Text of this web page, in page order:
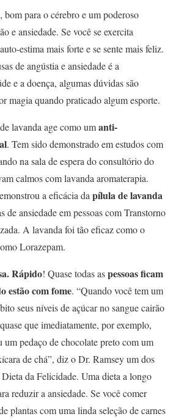
bom para o cérebro e um poderoso
e ansiedade. Se você se exercita
estima mais forte e se sente mais feliz.
de angústia e ansiedade é a
e a doença, algumas dúvidas são
magia quando praticado algum esporte.
lavanda age como umanti-
. Tem sido demonstrado em estudos com
na sala de espera do consultório do
calmos com lavanda aromaterapia.
a eficácia da pílula de lavanda
de ansiedade em pessoas com Transtorno
A lavanda foi tão eficaz como o
Lorazepam.
Rápido! Quase todas aspessoas ficam
estão com fome. “Quando você tem um
seus níveis de açúcar no sangue cairão
que imediatamente, por exemplo,
um pedaço de chocolate preto com um
de chá”, diz o Dr. Ramsey um dos
da Felicidade. Uma dieta a longo
reduzir a ansiedade. Se você comer
plantas com uma linda seleção de carnes